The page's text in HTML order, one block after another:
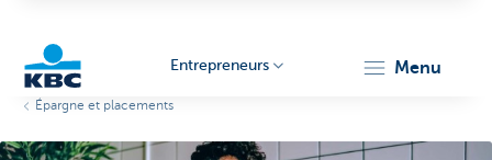
Entrepreneurs menu
Épargne et placements